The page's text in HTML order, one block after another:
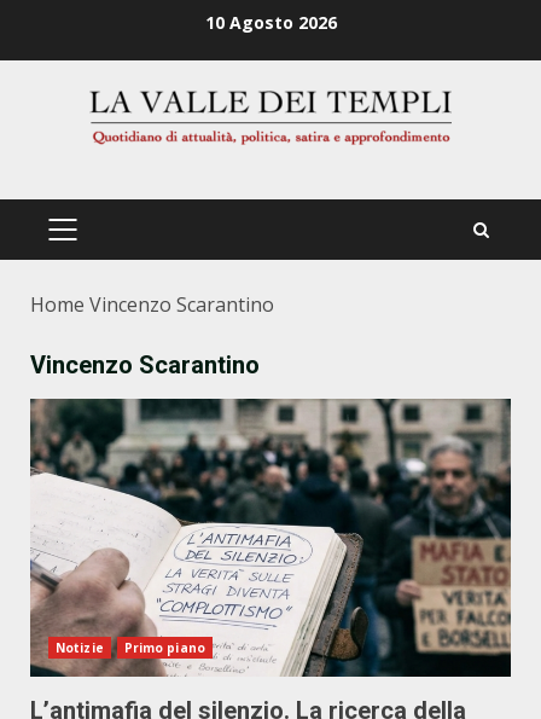
10 Agosto 2026
PRIMÄRES
Home Vincenzo Scarantino
Vincenzo Scarantino
Notizie Primo piano
L’antimafia del silenzio. La ricerca della